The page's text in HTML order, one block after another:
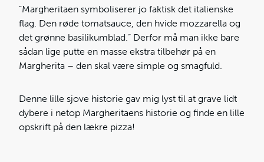
”Margheritaen symboliserer jo faktisk det italienske
flag. Den røde tomatsauce, den hvide mozzarella og
det grønne basilikumblad.” Derfor må man ikke bare
sådan lige putte en masse ekstra tilbehør på en
Margherita – den skal være simple og smagfuld.
Denne lille sjove historie gav mig lyst til at grave lidt
dybere i netop Margheritaens historie og finde en lille
opskrift på den lækre pizza!